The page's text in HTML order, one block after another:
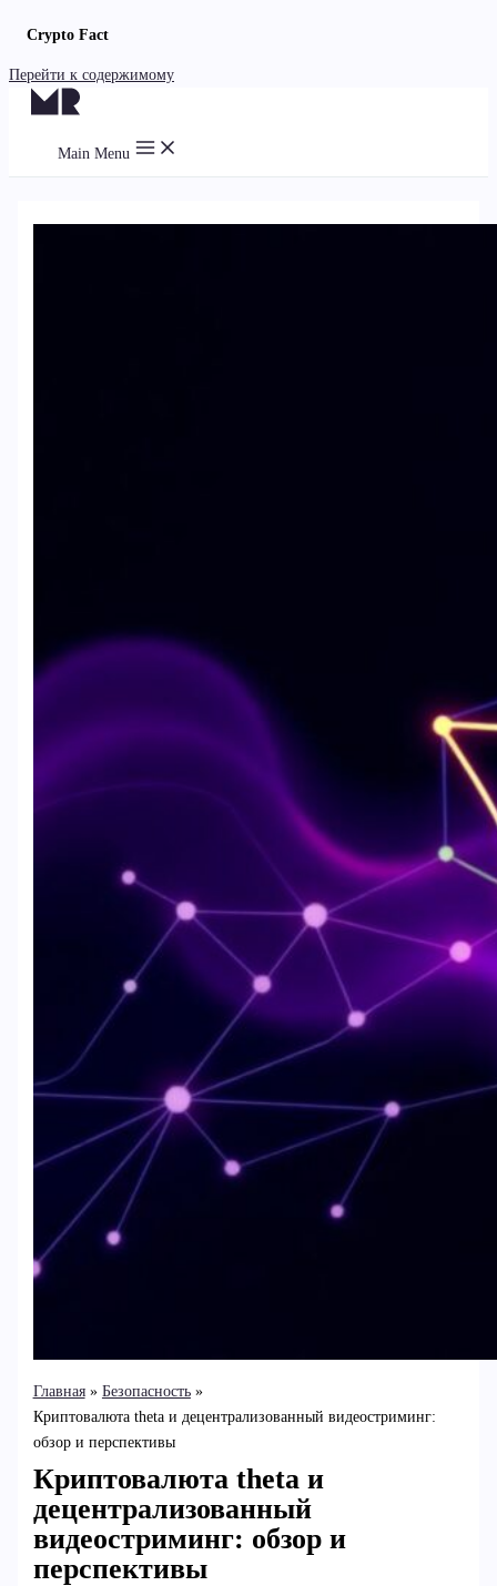
Crypto Fact
Перейти к содержимому
Main Menu
Главная
Безопасность
Криптовалюта theta и децентрализованный видеостриминг:
обзор и перспективы
Криптовалюта theta и
децентрализованный
видеостриминг: обзор и
перспективы